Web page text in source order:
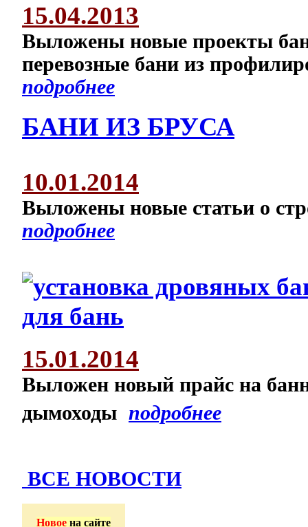
15.04.2013
Выложены новые проекты
перевозные бани из
подробнее
БАНИ ИЗ БРУСА
10.01.2014
Выложены новые статьи о
подробнее
15.01.2014
Выложен новый прайс на
дымоходы подробнее
ВСЕ НОВОСТИ
Новое на сайте